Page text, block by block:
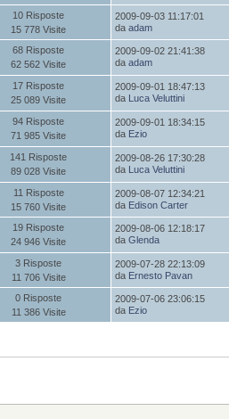
10 Risposte
15 778 Visite
2009-09-03 11:17:01
daadam
68 Risposte
62 562 Visite
2009-09-02 21:41:38
daadam
17 Risposte
25 089 Visite
2009-09-01 18:47:13
da Luca Veluttini
94 Risposte
71 985 Visite
2009-09-01 18:34:15
da Ezio
141 Risposte
89 028 Visite
2009-08-26 17:30:28
da Luca Veluttini
11 Risposte
15 760 Visite
2009-08-07 12:34:21
da Edison Carter
19 Risposte
24 946 Visite
2009-08-06 12:18:17
daGlenda
3 Risposte
11 706 Visite
2009-07-28 22:13:09
da Ernesto Pavan
0 Risposte
11 386 Visite
2009-07-06 23:06:15
da Ezio